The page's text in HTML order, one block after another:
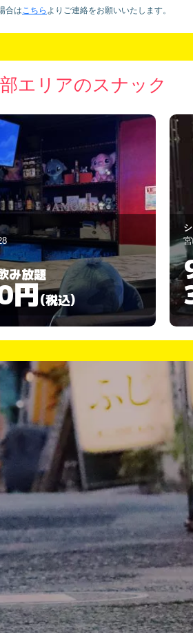
合はこちら より ご連絡をお願いいたします。
エリアのスナック
み放題
円(税込)